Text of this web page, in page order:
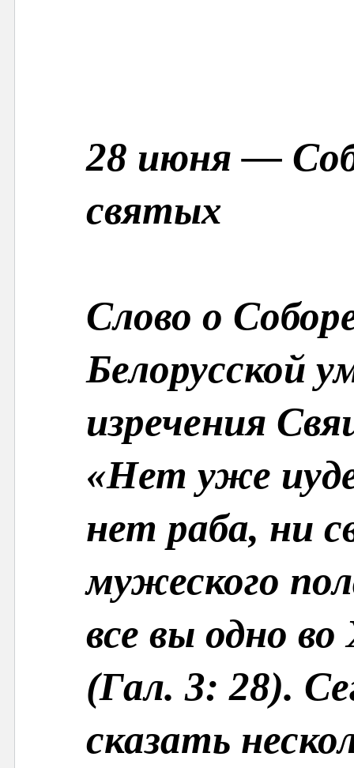
28 июня —
святых
Слово о
Белорусской
изречения
«Нет уже
нет раба, ни
мужеского
все вы одно
(Гал. 3: 28).
сказать